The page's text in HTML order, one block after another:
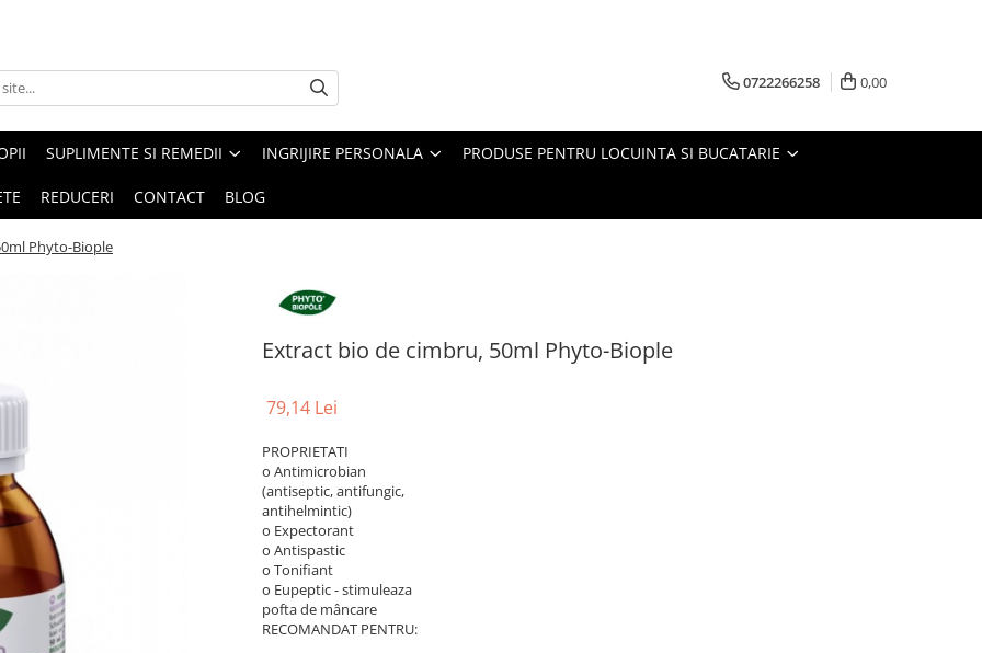
0722266258 0,00
SUPLIMENTE SI REMEDII INGRIJIRE PERSONALA PRODUSE PENTRU LOCUINTA SI BUCATARIE
REDUCERI CONTACT BLOG
Phyto-Biople
Extract bio de cimbru, 50ml Phyto-Biople
79,14 Lei
PROPRIETATI
o Antimicrobian
(antiseptic, antifungic,
antihelmintic)
o Expectorant
o Antispastic
o Tonifiant
o Eupeptic - stimuleaza
pofta de mâncare
RECOMANDAT PENTRU: